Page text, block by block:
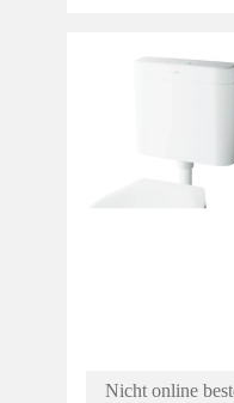
Nicht online